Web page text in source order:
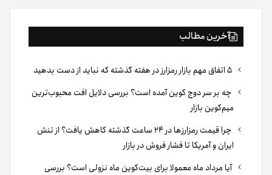
آخرین مطالب
چه بر سر دوج کوین آمده است؟ بررسی دلایل افت محبوب‌ترین
میم‌کوین بازار
چرا قیمت رمزارزها در ۲۴ ساعت گذشته کاهش یافت؟ از تنش
ایران و آمریکا تا فشار فروش در بازار
آیا مرداد ماه معمولا برای بیت‌کوین ماه نزولی است؟ بررسی